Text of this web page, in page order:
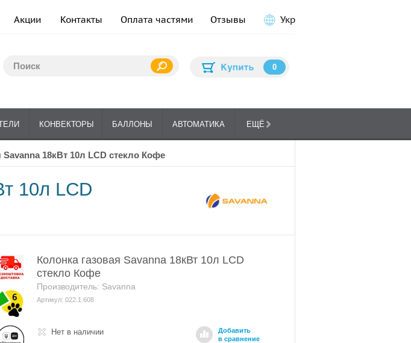
Акции Контакты Оплата частями Отзывы Укр
0
КОНВЕКТОРЫ БАЛЛОНЫ АВТОМАТИКА ЕЩЁ
Savanna 18кВт 10л LCD стекло Кофе
10л LCD
Колонка газовая Savanna 18кВт 10л LCD
стекло Кофе
Производитель: Savanna
Артикул: 022.1.608
Нет в наличии
Добавить
в сравнение